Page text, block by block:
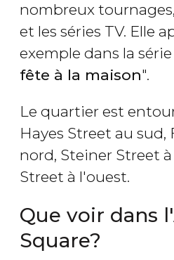
nombreux
et les séries TV. Elle
exemple dans la
fête à la maison".
Le quartier est
Hayes Street au
nord, Steiner Street
Street à l'ouest.
Que voir dans
Square?